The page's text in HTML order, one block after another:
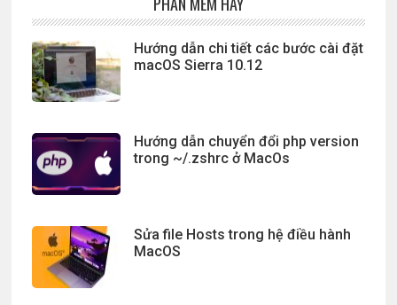
Hướng dẫn chi tiết các bước cài đặt
macOS Sierra 10.12
Hướng dẫn chuyển đổi php version
trong ~/.zshrc ở MacOs
Sửa file Hosts trong hệ điều hành
MacOS